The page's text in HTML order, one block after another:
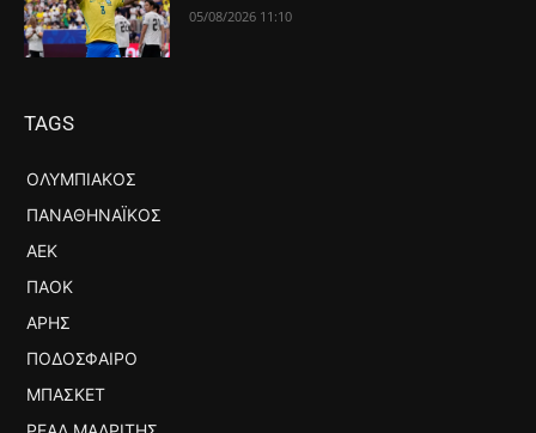
05/08/2026 11:10
TAGS
ΟΛΥΜΠΙΑΚΌΣ
ΠΑΝΑΘΗΝΑΪΚΌΣ
ΑΕΚ
ΠΑΟΚ
ΆΡΗΣ
ΠΟΔΌΣΦΑΙΡΟ
ΜΠΆΣΚΕΤ